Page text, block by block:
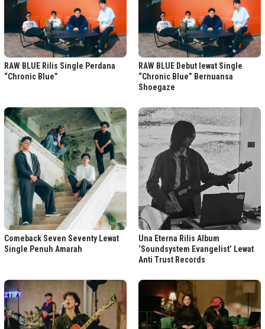
RAW BLUE Rilis Single Perdana
“Chronic Blue”
RAW BLUE Debut lewat Single
“Chronic Blue” Bernuansa
Shoegaze
Comeback Seven Seventy Lewat
Single Penuh Amarah
Una Eterna Rilis Album
‘Soundsystem Evangelist’ Lewat
Anti Trust Records